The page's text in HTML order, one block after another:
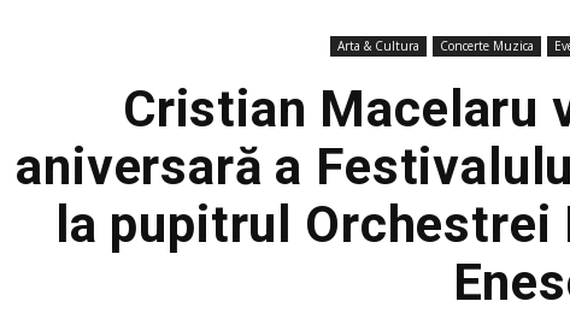
Arta & Cultura Concerte Muzica
Cristian Macelaru
aniversară a
la pupitrul